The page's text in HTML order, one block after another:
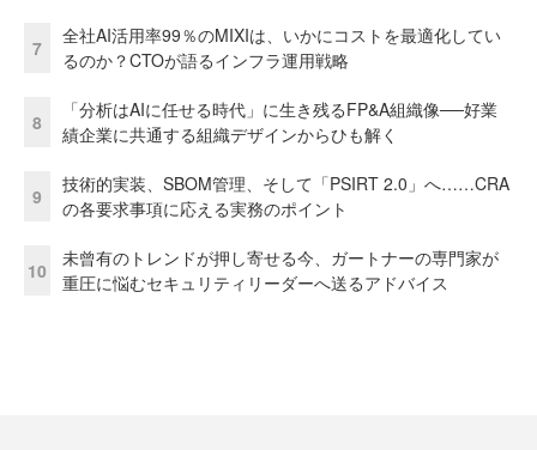
7
全社AI活用率99％のMIXIは、いかにコストを最適化してい
るのか？CTOが語るインフラ運用戦略
8
「分析はAIに任せる時代」に生き残るFP&A組織像──好業
績企業に共通する組織デザインからひも解く
9
技術的実装、SBOM管理、そして「PSIRT 2.0」へ……CRA
の各要求事項に応える実務のポイント
10
未曾有のトレンドが押し寄せる今、ガートナーの専門家が
重圧に悩むセキュリティリーダーへ送るアドバイス